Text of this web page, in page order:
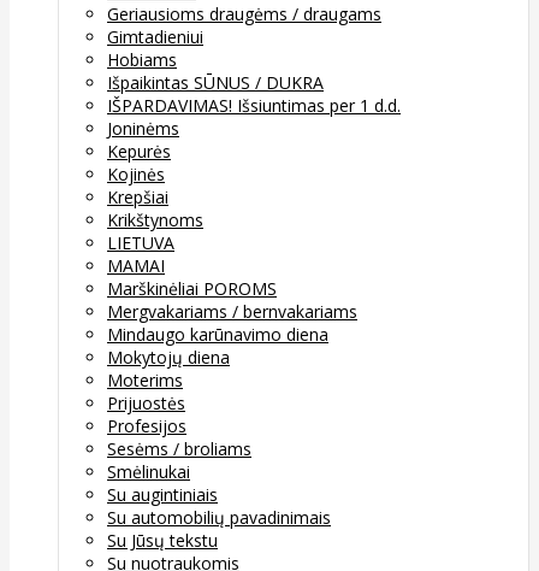
Geriausioms draugėms / draugams
Gimtadieniui
Hobiams
Išpaikintas SŪNUS / DUKRA
IŠPARDAVIMAS! Išsiuntimas per 1 d.d.
Joninėms
Kepurės
Kojinės
Krepšiai
Krikštynoms
LIETUVA
MAMAI
Marškinėliai POROMS
Mergvakariams / bernvakariams
Mindaugo karūnavimo diena
Mokytojų diena
Moterims
Prijuostės
Profesijos
Sesėms / broliams
Smėlinukai
Su augintiniais
Su automobilių pavadinimais
Su Jūsų tekstu
Su nuotraukomis